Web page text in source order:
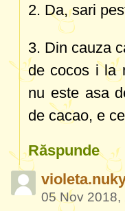
2. Da, sari
3. Din cauza
de cocos i la
nu este asa
de cacao, e
Răspunde
05 Nov 2018,